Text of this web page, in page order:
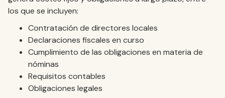
los que se incluyen:
Contratación de directores locales
Declaraciones fiscales en curso
Cumplimiento de las obligaciones en materia de
nóminas
Requisitos contables
Obligaciones legales